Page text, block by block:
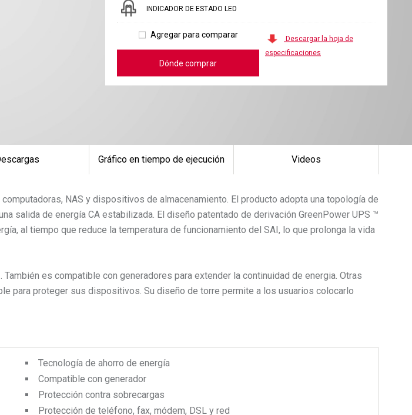
INDICADOR DE ESTADO LED
Agregar para comparar
Dónde comprar
Descargar la hoja de
especificaciones
Gráfico en tiempo de ejecución Videos
NAS y dispositivos de almacenamiento. El producto adopta una topología de
salida de energía CA estabilizada. El diseño patentado de derivación GreenPower UPS ™
al tiempo que reduce la temperatura de funcionamiento del SAI, lo que prolonga la vida
es compatible con generadores para extender la continuidad de energia. Otras
para proteger sus dispositivos. Su diseño de torre permite a los usuarios colocarlo
Tecnología de ahorro de energía
Compatible con generador
Protección contra sobrecargas
Protección de teléfono, fax, módem, DSL y red